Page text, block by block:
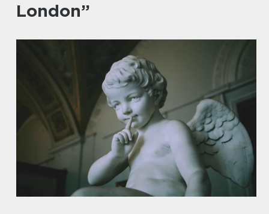
London”